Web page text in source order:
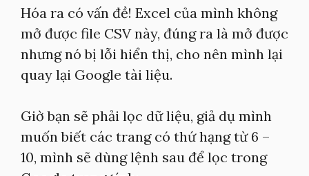
Hóa ra có vấn đề! Excel của mình không
mở được file CSV này, đúng ra là mở được
nhưng nó bị lỗi hiển thị, cho nên mình lại
quay lại Google tài liệu.
Giờ bạn sẽ phải lọc dữ liệu, giả dụ mình
muốn biết các trang có thứ hạng từ 6 –
10, mình sẽ dùng lệnh sau để lọc trong